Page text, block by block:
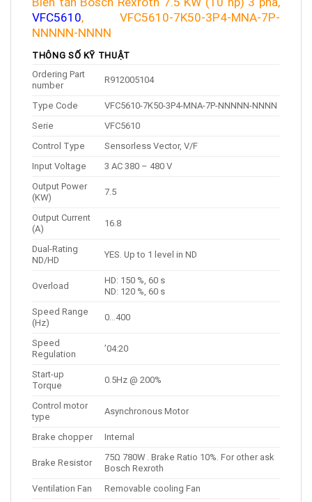
VFC5610, VFC5610-7K50-3P4-MNA-7P-
NNNNN-NNNN
THÔNG SỐ KỸ THUẬT
Ordering Part
number
R912005104
Type Code
VFC5610-7K50-3P4-MNA-7P-NNNNN-NNNN
Serie
VFC5610
Control Type
Sensorless Vector, V/F
Input Voltage
3 AC 380 – 480 V
Output Power
(KW)
7.5
Output Current
(A)
16.8
Dual-Rating
ND/HD
YES. Up to 1 level in ND
Overload
HD: 150 %, 60 s
ND: 120 %, 60 s
Speed Range
(Hz)
0…400
Speed
Regulation
’04:20
Start-up
Torque
0.5Hz @ 200%
Control motor
type
Asynchronous Motor
Brake chopper Internal
Brake Resistor
75Ω 780W . Brake Ratio 10%. For other ask
Bosch Rexroth
Ventilation Fan
Removable cooling Fan